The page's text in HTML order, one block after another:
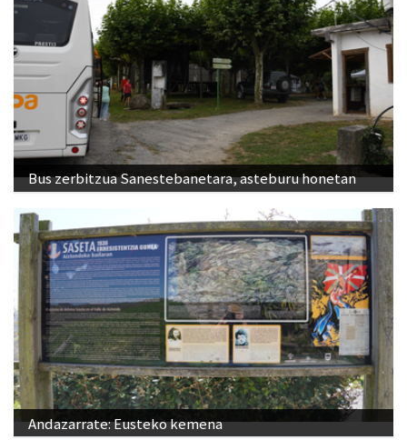
Bus zerbitzua Sanestebanetara, asteburu honetan
Andazarrate: Eusteko kemena